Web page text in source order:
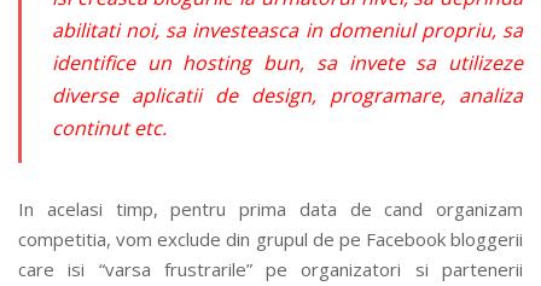
abilitati noi, sa investeasca in domeniul propriu, sa
identifice un hosting bun, sa invete sa utilizeze
diverse aplicatii de design, programare, analiza
continut etc.
In acelasi timp, pentru prima data de cand organizam
competitia, vom exclude din grupul de pe Facebook bloggerii
care isi “varsa frustrarile” pe organizatori si partenerii